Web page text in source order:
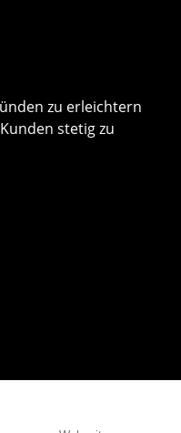
zu erleichtern
stetig zu